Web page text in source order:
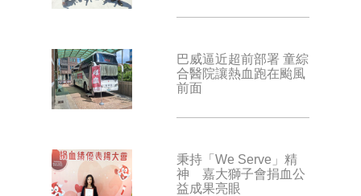
巴威逼近超前部署 童綜
合醫院讓熱血跑在颱風
前面
秉持「We Serve」精
神 嘉大獅子會捐血公
益成果亮眼